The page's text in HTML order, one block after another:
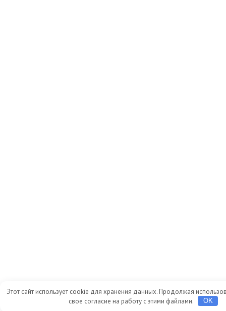
Этот сайт использует cookie для хранения данных. Продолжая
свое согласие на работу с этими файлами.
OK